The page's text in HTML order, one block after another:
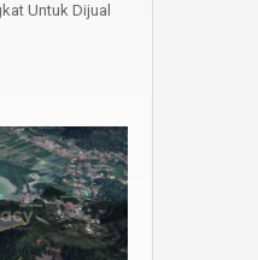
Untuk Dijual